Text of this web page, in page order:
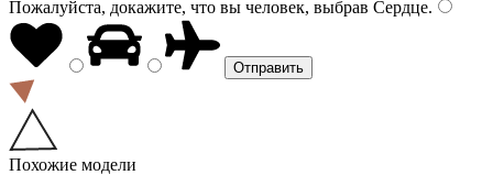
Пожалуйста, докажите, что вы человек, выбрав Сердце.
Похожие модели